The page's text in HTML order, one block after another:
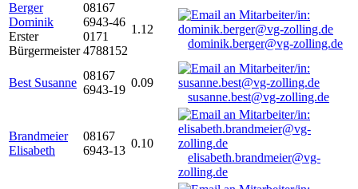
Berger
Dominik
Erster
Bürgermeister
08167
6943-46
0171
4788152
1.12
dominik.berger@vg-zolling.de
Best Susanne
08167
6943-19
0.09
susanne.best@vg-zolling.de
Brandmeier
Elisabeth
08167
6943-13
0.10
elisabeth.brandmeier@vg-
zolling.de